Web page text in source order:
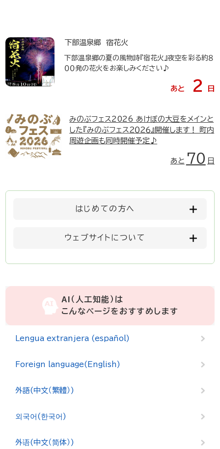
下部温泉郷 宿花火
下部温泉郷の夏の風物詩『宿花火』夜空を彩る約８
００発の花火をお楽しみください♪
あと 2 日
みのぶフェス2026 あけぼの大豆をメインと
した『みのぶフェス２０２６』開催します！ 町内
周遊企画も同時開催予定♪
あと 70 日
はじめての方へ
ウェブサイトについて
AI（人工知能）は
こんなページをおすすめします
Lengua extranjera (español)
Foreign language(English)
外語(中文（繁體）)
외국어(한국어)
外语(中文（简体）)